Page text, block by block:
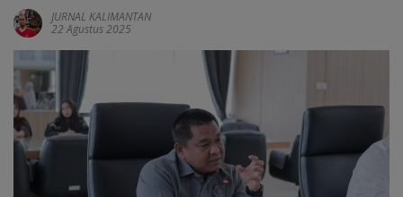
JURNAL KALIMANTAN
22 Agustus 2025